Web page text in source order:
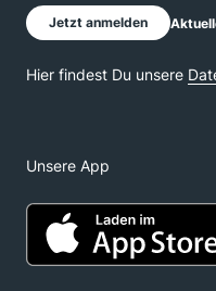
Unsere App